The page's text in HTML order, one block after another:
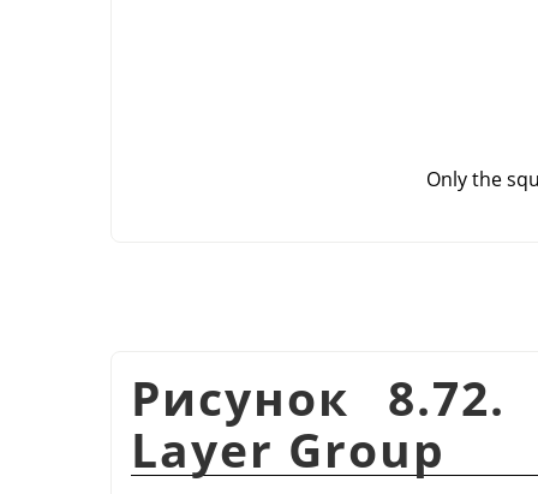
Only the
Рисунок
Layer Group